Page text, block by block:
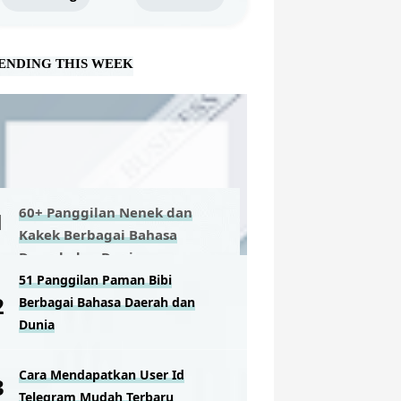
THIS WEEK
60+ Panggilan Nenek dan
Kakek Berbagai Bahasa
Daerah dan Dunia
51 Panggilan Paman Bibi
Berbagai Bahasa Daerah dan
Dunia
Cara Mendapatkan User Id
Telegram Mudah Terbaru